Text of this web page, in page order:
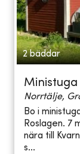
2 bäddar
Norrtälje,
Bo i
Roslagen. 7
nära till
s...